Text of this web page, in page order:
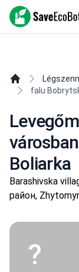
SaveEcoBot
falu
Boliarka
Barashivska
район,
?